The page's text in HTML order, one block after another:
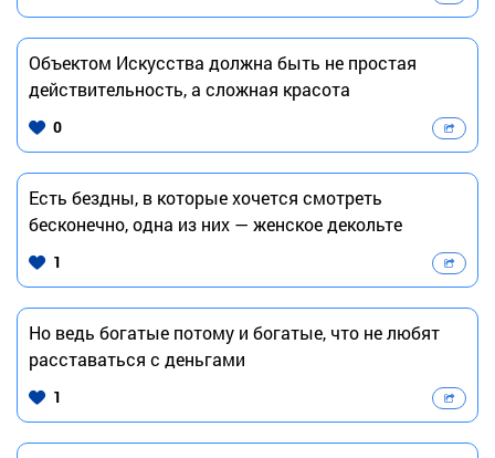
Объектом Искусства должна быть не простая
действительность, а сложная красота
0
Есть бездны, в которые хочется смотреть
бесконечно, одна из них — женское декольте
1
Но ведь богатые потому и богатые, что не любят
расставаться с деньгами
1